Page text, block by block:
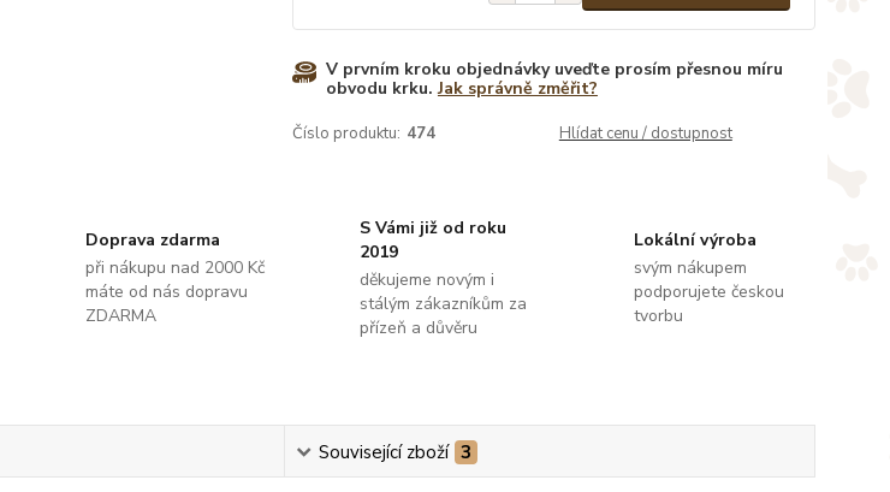
V prvním kroku objednávky uveďte prosím přesnou míru
obvodu krku.Jak správně změřit?
Číslo produktu: 474 Hlídat cenu / dostupnost
Doprava zdarma
při nákupu nad 2000 Kč
máte od nás dopravu
ZDARMA
S Vámi již od roku
2019
děkujeme novým i
stálým zákazníkům za
přízeň a důvěru
Lokální výroba
svým nákupem
podporujete českou
tvorbu
Související zboží 3